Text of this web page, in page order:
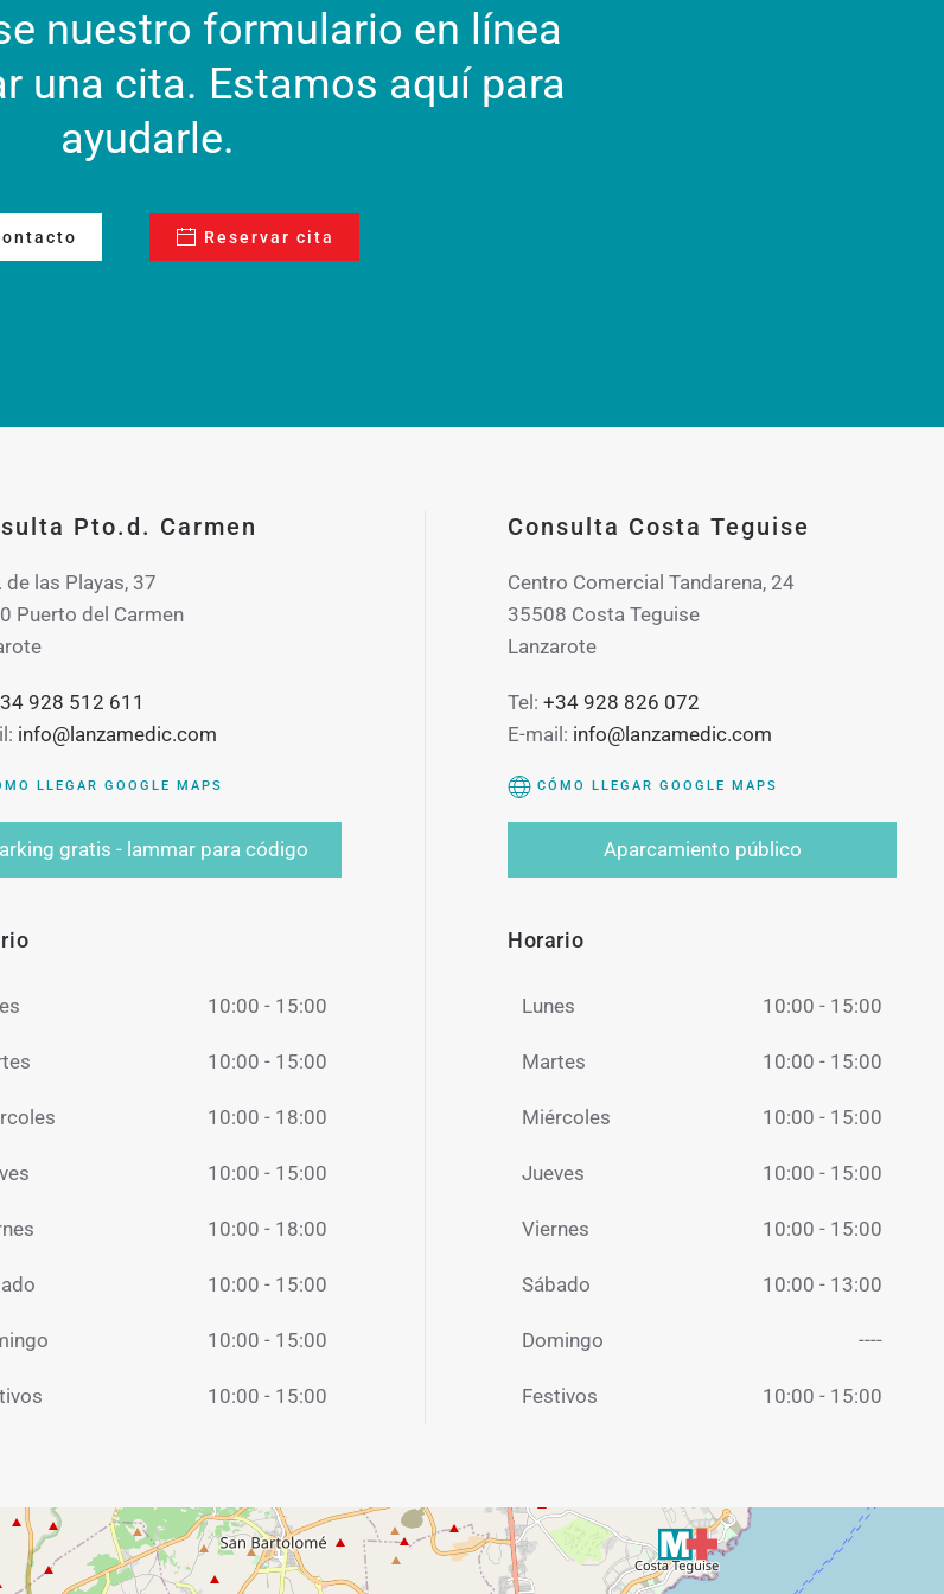
nuestro formulario en línea
una cita. Estamos aquí para
ayudarle.
Reservar cita
Pto.d. Carmen
de las Playas, 37
Puerto del Carmen
928 512 611
info@lanzamedic.com
LLEGAR GOOGLE MAPS
gratis - lammar para código
10:00 - 15:00
10:00 - 15:00
10:00 - 18:00
10:00 - 15:00
10:00 - 18:00
10:00 - 15:00
10:00 - 15:00
10:00 - 15:00
Consulta Costa Teguise
Centro Comercial Tandarena, 24
35508 Costa Teguise
Lanzarote
Tel: +34 928 826 072
E-mail: info@lanzamedic.com
CÓMO LLEGAR GOOGLE MAPS
Aparcamiento público
Horario
Lunes 10:00 - 15:00
Martes 10:00 - 15:00
Miércoles 10:00 - 15:00
Jueves 10:00 - 15:00
Viernes 10:00 - 15:00
Sábado 10:00 - 13:00
Domingo ----
Festivos 10:00 - 15:00